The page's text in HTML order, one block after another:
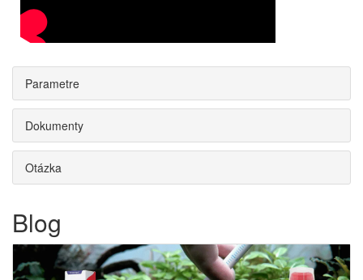
Parametre
Dokumenty
Otázka
Blog